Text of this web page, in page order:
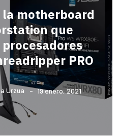
la motherboard
que
PRO
Urzua 19 enero, 2021